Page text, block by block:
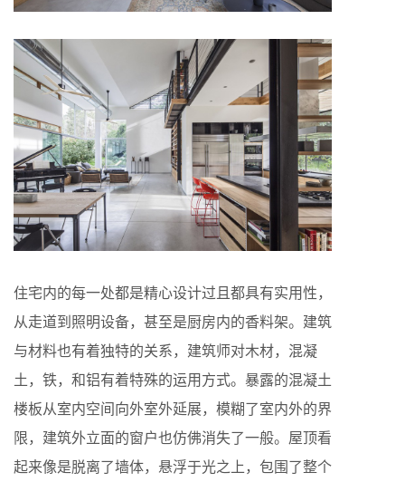
住宅内的每一处都是精心设计过且都具有实用性，
从走道到照明设备，甚至是厨房内的香料架。建筑
与材料也有着独特的关系，建筑师对木材，混凝
土，铁，和铝有着特殊的运用方式。暴露的混凝土
楼板从室内空间向外室外延展，模糊了室内外的界
限，建筑外立面的窗户也仿佛消失了一般。屋顶看
起来像是脱离了墙体，悬浮于光之上，包围了整个